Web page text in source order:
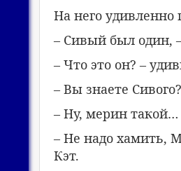
На него удивленно
– Сивый был один,
– Что это он? –
– Вы знаете
– Ну, мерин
– Не надо хамить,
Кэт.